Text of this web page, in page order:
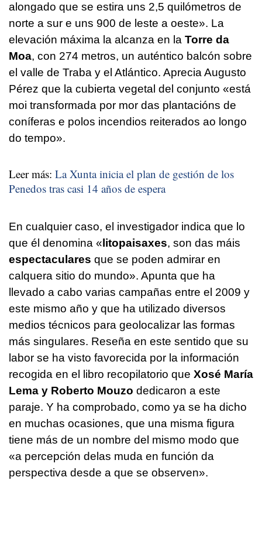
alongado que se estira uns 2,5 quilómetros de
norte a sur e uns 900 de leste a oeste». La
elevación máxima la alcanza en la Torre da
Moa, con 274 metros, un auténtico balcón sobre
el valle de Traba y el Atlántico. Aprecia Augusto
Pérez que la cubierta vegetal del conjunto «está
moi transformada por mor das plantacións de
coníferas e polos incendios reiterados ao longo
do tempo».
Leer más: La Xunta inicia el plan de gestión de los
Penedos tras casi 14 años de espera
En cualquier caso, el investigador indica que lo
que él denomina « litopaisaxes, son das máis
espectaculares que se poden admirar en
calquera sitio do mundo». Apunta que ha
llevado a cabo varias campañas entre el 2009 y
este mismo año y que ha utilizado diversos
medios técnicos para geolocalizar las formas
más singulares. Reseña en este sentido que su
labor se ha visto favorecida por la información
recogida en el libro recopilatorio que Xosé María
Lema y Roberto Mouzo dedicaron a este
paraje. Y ha comprobado, como ya se ha dicho
en muchas ocasiones, que una misma figura
tiene más de un nombre del mismo modo que
«a percepción delas muda en función da
perspectiva desde a que se observen».